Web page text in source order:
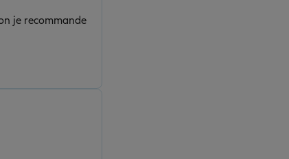
je recommande